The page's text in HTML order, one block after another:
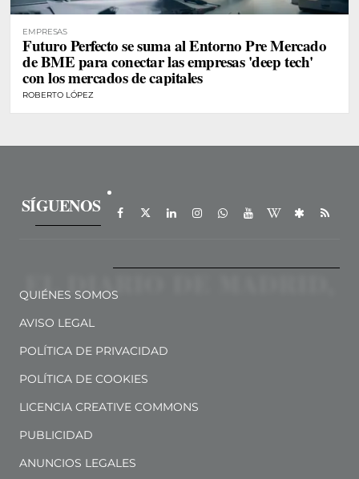
EMPRESAS
Futuro Perfecto se suma al Entorno Pre Mercado
de BME para conectar las empresas 'deep tech'
con los mercados de capitales
ROBERTO LÓPEZ
SÍGUENOS
QUIÉNES SOMOS
AVISO LEGAL
POLÍTICA DE PRIVACIDAD
POLÍTICA DE COOKIES
LICENCIA CREATIVE COMMONS
PUBLICIDAD
ANUNCIOS LEGALES